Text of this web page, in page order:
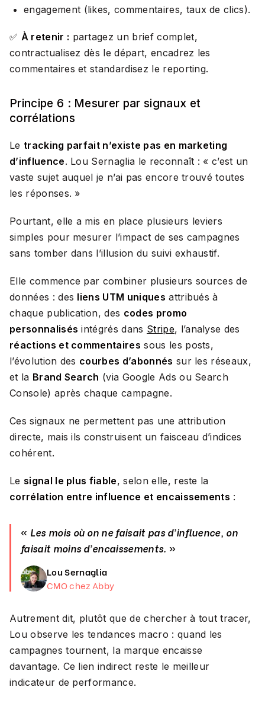
engagement (likes, commentaires, taux de clics).
✅ À retenir : partagez un brief complet,
contractualisez dès le départ, encadrez les
commentaires et standardisez le reporting.
Principe 6 : Mesurer par signaux et
corrélations
Le tracking parfait n’existe pas en marketing
d’influence. Lou Sernaglia le reconnaît : «c’est un
vaste sujet auquel je n’ai pas encore trouvé toutes
les réponses. »
Pourtant, elle a mis en place plusieurs leviers
simples pour mesurer l’impact de ses campagnes
sans tomber dans l’illusion du suivi exhaustif.
Elle commence par combiner plusieurs sources de
données : des liens UTM uniques attribués à
chaque publication, des codes promo
personnalisés intégrés dans Stripe, l’analyse des
réactions et commentaires sous les posts,
l’évolution des courbes d’abonnés sur les réseaux,
et la Brand Search (via Google Ads ou Search
Console) après chaque campagne.
Ces signaux ne permettent pas une attribution
directe, mais ils construisent un faisceau d’indices
cohérent.
Le signal le plus fiable, selon elle, reste la
corrélation entre influence et encaissements :
« Les mois où on ne faisait pas d’influence, on
faisait moins d’encaissements. »
Lou Sernaglia
CMO chez Abby
Autrement dit, plutôt que de chercher à tout tracer,
Lou observe les tendances macro : quand les
campagnes tournent, la marque encaisse
davantage. Ce lien indirect reste le meilleur
indicateur de performance.